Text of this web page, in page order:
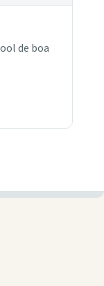
de boa